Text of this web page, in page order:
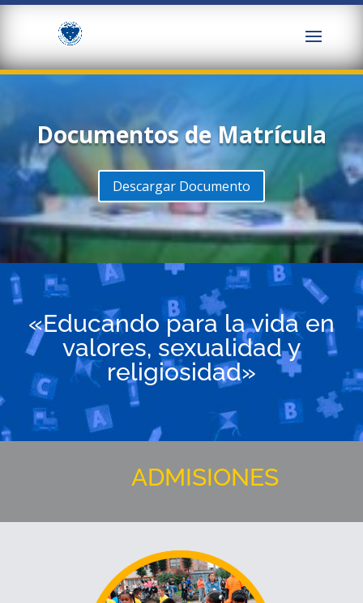
Documentos de Matrícula
Descargar Documento
«Educando para la vida en
valores, sexualidad y
religiosidad»
ADMISIONES